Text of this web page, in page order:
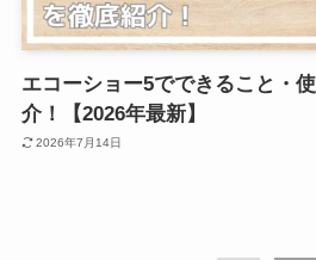
エコーショー5でできること・
介！【2026年最新】
2026年7月14日